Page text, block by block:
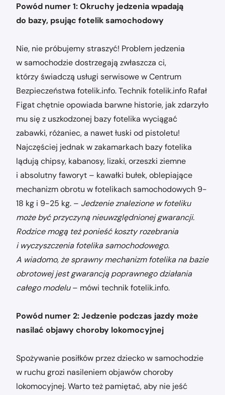
Powód numer 1: Okruchy jedzenia wpadają
do bazy, psując fotelik samochodowy
Nie, nie próbujemy straszyć! Problem jedzenia
w samochodzie dostrzegają zwłaszcza ci,
którzy świadczą usługi serwisowe w Centrum
Bezpieczeństwa fotelik.info. Technik fotelik.info Rafał
Figat chętnie opowiada barwne historie, jak zdarzyło
mu się z uszkodzonej bazy fotelika wyciągać
zabawki, różaniec, a nawet łuski od pistoletu!
Najczęściej jednak w zakamarkach bazy fotelika
lądują chipsy, kabanosy, lizaki, orzeszki ziemne
i absolutny faworyt – kawałki bułek, oblepiające
mechanizm obrotu w fotelikach samochodowych 9-
18 kg i 9-25 kg. – Jedzenie znalezione w foteliku
może być przyczyną nieuwzględnionej gwarancji.
Rodzice mogą też ponieść koszty rozebrania
i wyczyszczenia fotelika samochodowego.
A wiadomo, że sprawny mechanizm fotelika na bazie
obrotowej jest gwarancją poprawnego działania
całego modelu– mówi technik fotelik.info.
Powód numer 2: Jedzenie podczas jazdy może
nasilać objawy choroby lokomocyjnej
Spożywanie posiłków przez dziecko w samochodzie
w ruchu grozi nasileniem objawów choroby
lokomocyjnej. Warto też pamiętać, aby nie jeść